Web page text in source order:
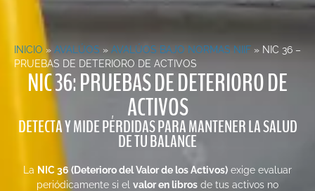
INICIO » AVALÚOS » AVALÚOS BAJO NORMAS NIIF » NIC 36 –
PRUEBAS DE DETERIORO DE ACTIVOS
NIC 36: PRUEBAS DE DETERIORO DE
ACTIVOS
DETECTA Y MIDE PÉRDIDAS PARA MANTENER LA SALUD
DE TU BALANCE
La NIC 36 (Deterioro del Valor de los Activos) exige evaluar
periódicamente si el valor en libros de tus activos no